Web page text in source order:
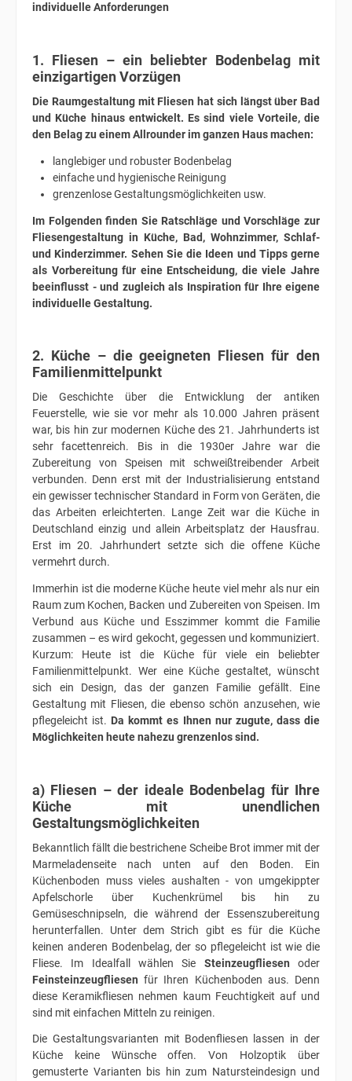
individuelle Anforderungen
1. Fliesen – ein beliebter Bodenbelag mit
einzigartigen Vorzügen
Die Raumgestaltung mit Fliesen hat sich längst über Bad
und Küche hinaus entwickelt. Es sind viele Vorteile, die
den Belag zu einem Allrounder im ganzen Haus machen:
langlebiger und robuster Bodenbelag
einfache und hygienische Reinigung
grenzenlose Gestaltungsmöglichkeiten usw.
Im Folgenden finden Sie Ratschläge und Vorschläge zur
Fliesengestaltung in Küche, Bad, Wohnzimmer, Schlaf-
und Kinderzimmer. Sehen Sie die Ideen und Tipps gerne
als Vorbereitung für eine Entscheidung, die viele Jahre
beeinflusst - und zugleich als Inspiration für Ihre eigene
individuelle Gestaltung.
2. Küche – die geeigneten Fliesen für den
Familienmittelpunkt
Die Geschichte über die Entwicklung der antiken
Feuerstelle, wie sie vor mehr als 10.000 Jahren präsent
war, bis hin zur modernen Küche des 21. Jahrhunderts ist
sehr facettenreich. Bis in die 1930er Jahre war die
Zubereitung von Speisen mit schweißtreibender Arbeit
verbunden. Denn erst mit der Industrialisierung entstand
ein gewisser technischer Standard in Form von Geräten, die
das Arbeiten erleichterten. Lange Zeit war die Küche in
Deutschland einzig und allein Arbeitsplatz der Hausfrau.
Erst im 20. Jahrhundert setzte sich die offene Küche
vermehrt durch.
Immerhin ist die moderne Küche heute viel mehr als nur ein
Raum zum Kochen, Backen und Zubereiten von Speisen. Im
Verbund aus Küche und Esszimmer kommt die Familie
zusammen – es wird gekocht, gegessen und kommuniziert.
Kurzum: Heute ist die Küche für viele ein beliebter
Familienmittelpunkt. Wer eine Küche gestaltet, wünscht
sich ein Design, das der ganzen Familie gefällt. Eine
Gestaltung mit Fliesen, die ebenso schön anzusehen, wie
pflegeleicht ist. Da kommt es Ihnen nur zugute, dass die
Möglichkeiten heute nahezu grenzenlos sind.
a) Fliesen – der ideale Bodenbelag für Ihre
Küche mit unendlichen
Gestaltungsmöglichkeiten
Bekanntlich fällt die bestrichene Scheibe Brot immer mit der
Marmeladenseite nach unten auf den Boden. Ein
Küchenboden muss vieles aushalten - von umgekippter
Apfelschorle über Kuchenkrümel bis hin zu
Gemüseschnipseln, die während der Essenszubereitung
herunterfallen. Unter dem Strich gibt es für die Küche
keinen anderen Bodenbelag, der so pflegeleicht ist wie die
Fliese. Im Idealfall wählen Sie Steinzeugfliesen oder
Feinsteinzeugfliesen für Ihren Küchenboden aus. Denn
diese Keramikfliesen nehmen kaum Feuchtigkeit auf und
sind mit einfachen Mitteln zu reinigen.
Die Gestaltungsvarianten mit Bodenfliesen lassen in der
Küche keine Wünsche offen. Von Holzoptik über
gemusterte Varianten bis hin zum Natursteindesign und